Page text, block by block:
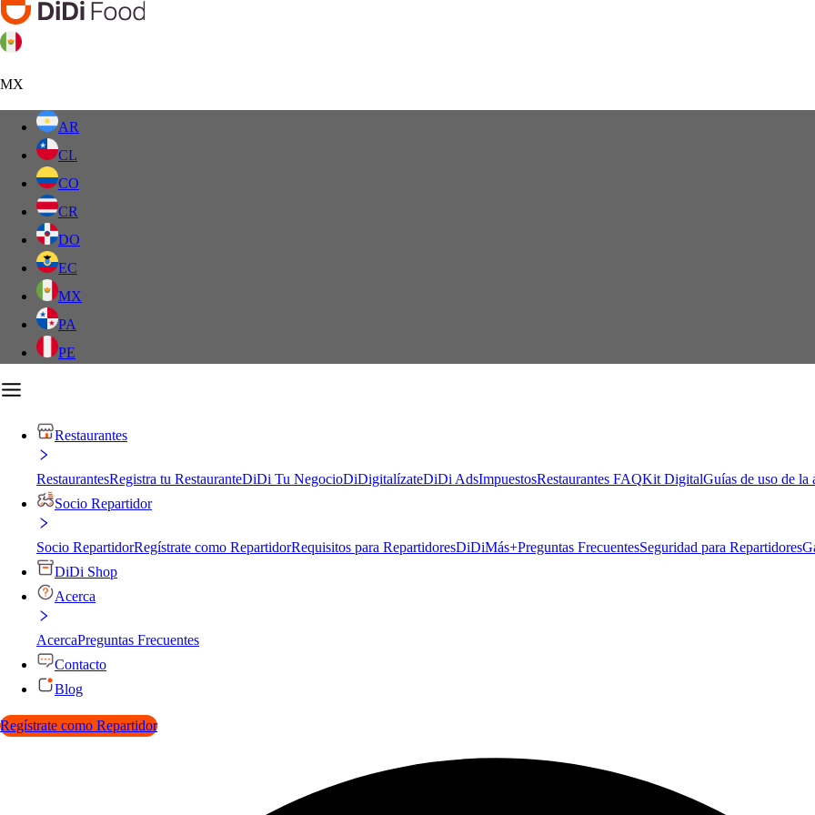
MX
AR
CL
CO
CR
DO
EC
MX
PA
PE
Restaurantes
RestaurantesRegistra tu RestauranteDiDi Tu NegocioDiDigitalízateDiDi AdsImpuestosRestaurantes FAQKit DigitalGuías de uso de la
Socio Repartidor
Socio RepartidorRegístrate como RepartidorRequisitos para RepartidoresDiDiMás+Preguntas FrecuentesSeguridad para Repartidores
DiDi Shop
Acerca
AcercaPreguntas Frecuentes
Contacto
Blog
Regístrate como Repartidor